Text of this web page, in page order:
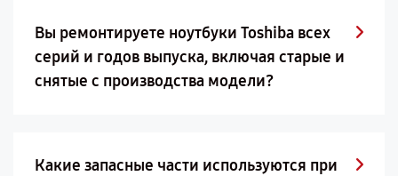
Вы ремонтируете ноутбуки Toshiba всех
серий и годов выпуска, включая старые и
снятые с производства модели?
Какие запасные части используются при